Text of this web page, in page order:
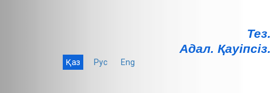
Тез.
Адал. Қауiпсiз.
Қаз Рус Eng